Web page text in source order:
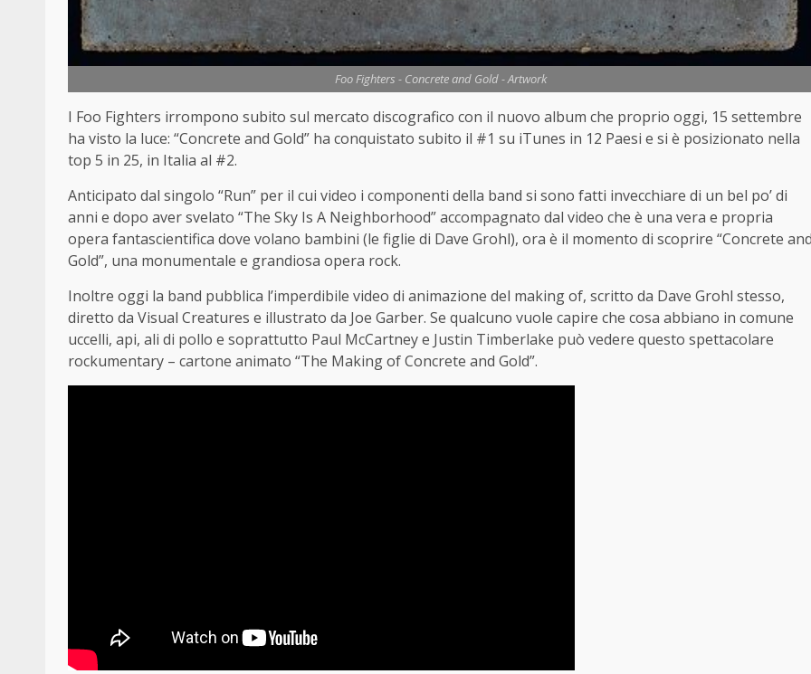
Foo Fighters - Concrete and Gold - Artwork
I Foo Fighters irrompono subito sul mercato discografico con il nuovo album che proprio oggi, 15 settembre
ha visto la luce: “Concrete and Gold” ha conquistato subito il #1 su iTunes in 12 Paesi e si è posizionato nella
top 5 in 25, in Italia al #2.
Anticipato dal singolo “Run” per il cui video i componenti della band si sono fatti invecchiare di un bel po’ di
anni e dopo aver svelato “The Sky Is A Neighborhood” accompagnato dal video che è una vera e propria
opera fantascientifica dove volano bambini (le figlie di Dave Grohl), ora è il momento di scoprire “Concrete
Gold”, una monumentale e grandiosa opera rock.
Inoltre oggi la band pubblica l’imperdibile video di animazione del making of, scritto da Dave Grohl stesso,
diretto da Visual Creatures e illustrato da Joe Garber. Se qualcuno vuole capire che cosa abbiano in comune
uccelli, api, ali di pollo e soprattutto Paul McCartney e Justin Timberlake può vedere questo spettacolare
rockumentary – cartone animato “The Making of Concrete and Gold”.